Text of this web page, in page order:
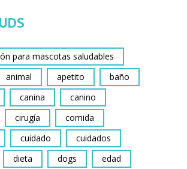
para mascotas saludables
animal apetito
baño
canina
canino
cirugía
comida
cuidado
cuidados
dieta dogs
edad